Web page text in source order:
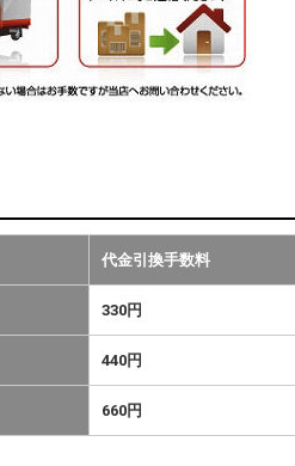
代金引換手数料
330円
440円
660円